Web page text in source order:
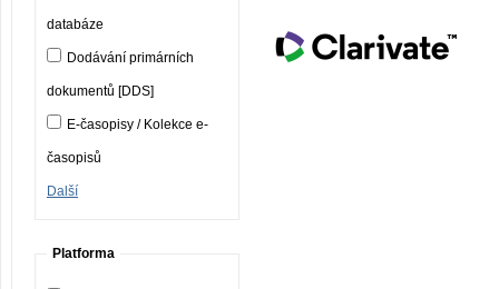
databáze
Dodávání primárních
dokumentů [DDS]
E-časopisy / Kolekce e-
časopisů
Další
Platforma